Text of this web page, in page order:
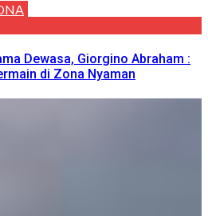
Dewasa, Giorgino Abraham :
di Zona Nyaman